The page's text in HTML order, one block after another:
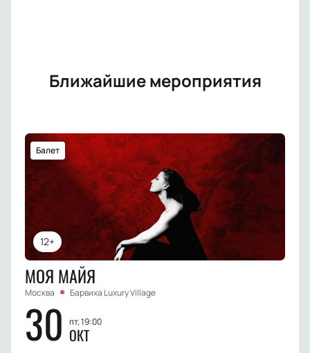
Ближайшие мероприятия
12+
Балет
МОЯ МАЙЯ
Москва Барвиха Luxury Village
30 пт, 19:00
ОКТ